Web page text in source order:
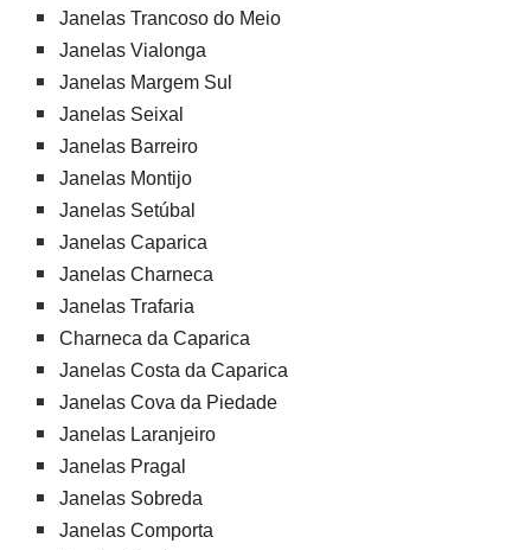
Janelas Trancoso do Meio
Janelas Vialonga
Janelas Margem Sul
Janelas Seixal
Janelas Barreiro
Janelas Montijo
Janelas Setúbal
Janelas Caparica
Janelas Charneca
Janelas Trafaria
Charneca da Caparica
Janelas Costa da Caparica
Janelas Cova da Piedade
Janelas Laranjeiro
Janelas Pragal
Janelas Sobreda
Janelas Comporta